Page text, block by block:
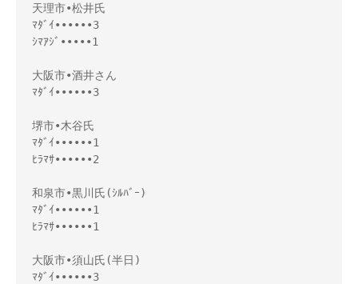
天理市•松井氏
ﾏﾀﾞｲ••••••3
ｼﾏｱｼﾞ•••••1
大阪市•酒井さん
ﾏﾀﾞｲ••••••3
堺市•木谷氏
ﾏﾀﾞｲ••••••1
ﾋﾗﾏｻ••••••2
和泉市•黒川氏(ｼﾙﾊﾞｰ)
ﾏﾀﾞｲ••••••1
ﾋﾗﾏｻ••••••1
大阪市•須山氏(半日)
ﾏﾀﾞｲ••••••3